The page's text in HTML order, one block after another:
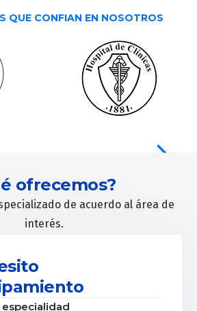
QUE CONFIAN EN NOSOTROS
ofrecemos?
de acuerdo al área de
interés.